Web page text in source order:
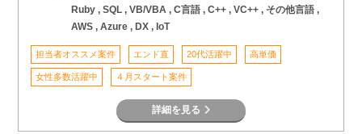
Ruby , SQL , VB/VBA , C言語 , C++ , VC++ , その他言語 ,
AWS , Azure , DX , IoT
担当者オススメ案件 エンド直 20代活躍中 高単価
女性多数活躍中 ４月スタート案件
詳細を見る